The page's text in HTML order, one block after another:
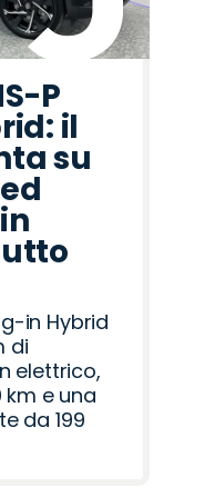
P
il
su
in Hybrid
di
elettrico,
km e una
da 199